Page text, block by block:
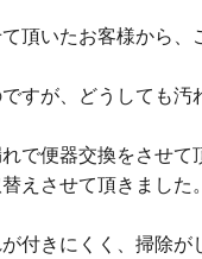
頂いたお客様から
すが、どうしても
で便器交換をさせ
えさせて頂きました
付きにくく、掃除